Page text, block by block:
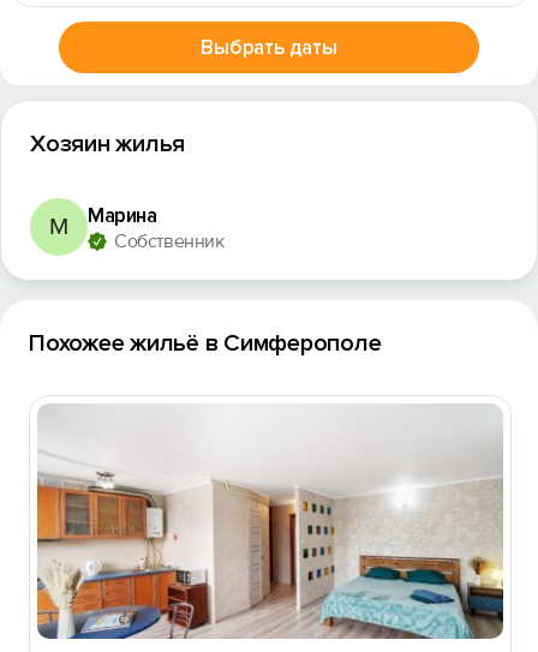
Выбрать даты
Хозяин жилья
М Марина
Собственник
Похожее жильё в Симферополе